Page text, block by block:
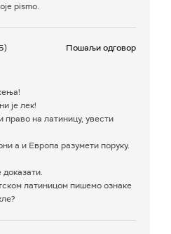
pismo.
Пошаљи одговор
је лек!
право на латиницу, увести
а и Европа разумети поруку.
латиницом пишемо ознаке